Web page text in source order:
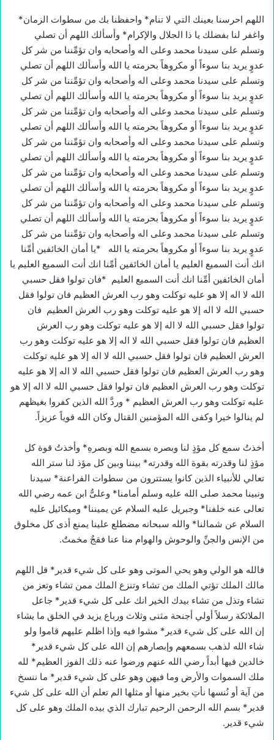
اللهم احرسنا بعينك التي لا تنام* واحفظنا بك من سطوات الزمان*
واغفر لنا بفضلك يا ذا الجلال والإكرام* وأسألك اللهم أن تصلي
وتسلم على سيدنا محمد وعلى اله وأصحابه وان تؤمِّننا من شر كل
عدوٍ يريد بنا سوءاً أو مكروهاً بحرمته يا الله وأسألك اللهم أن تصلي
وتسلم على سيدنا محمد وعلى اله وأصحابه وان تؤمِّننا من شر كل
عدوٍ يريد بنا سوءاً أو مكروهاً بحرمته يا الله وأسألك اللهم أن تصلي
وتسلم على سيدنا محمد وعلى اله وأصحابه وان تؤمِّننا من شر كل
عدوٍ يريد بنا سوءاً أو مكروهاً بحرمته يا الله وأسألك اللهم أن تصلي
وتسلم على سيدنا محمد وعلى اله وأصحابه وان تؤمِّننا من شر كل
عدوٍ يريد بنا سوءاً أو مكروهاً بحرمته يا الله وأسألك اللهم أن تصلي
وتسلم على سيدنا محمد وعلى اله وأصحابه وان تؤمِّننا من شر كل
عدوٍ يريد بنا سوءاً أو مكروهاً بحرمته يا الله وأسألك اللهم أن تصلي
وتسلم على سيدنا محمد وعلى اله وأصحابه وان تؤمِّننا من شر كل
عدوٍ يريد بنا سوءاً أو مكروهاً بحرمته يا الله وأسألك اللهم أن تصلي
وتسلم على سيدنا محمد وعلى اله وأصحابه وان تؤمِّننا من شر كل
عدوٍ يريد بنا سوءاً أو مكروهاً بحرمته يا الله *يا أمان الخائفين أمِّنا
انك أنت السميع العليم يا أمان الخائفين أمِّنا انك أنت السميع العليم يا
أمان الخائفين أمِّنا انك أنت السميع العليم *فان تولوا فقل حسبي
الله لا اله إلا هو عليه توكلت وهو رب العرش العظيم فان تولوا فقل
حسبي الله لا اله إلا هو عليه توكلت وهو رب العرش العظيم فان
تولوا فقل حسبي الله لا اله إلا هو عليه توكلت وهو رب العرش
العظيم فان تولوا فقل حسبي الله لا اله إلا هو عليه توكلت وهو رب
العرش العظيم فان تولوا فقل حسبي الله لا اله إلا هو عليه توكلت
وهو رب العرش العظيم فان تولوا فقل حسبي الله لا اله إلا هو عليه
توكلت وهو رب العرش العظيم فان تولوا فقل حسبي الله لا اله إلا هو
عليه توكلت وهو رب العرش العظيم * وردَّ الله الذين كفروا بغيظهم
لم ينالوا خيرا وكفى الله المؤمنين القتال وكان الله قوياً عزيزاً.
أخذتُ سمع كل مؤذٍ لنا وبصره بسمع الله وبصرهِ* وأخذتُ قوة كل
مؤذٍ لنا وقدرته بقوة الله وقدرته* بيننا وبين كل مؤذ لنا ستر الله
تعالي للأنبياء الذين كانوا يستترون من سطوات الفراعنة* سيدنا
ونبينا محمد صلى الله عليه وسلم أمامنا* وعلىٌّ ابن عمه رضي الله
تعالى عنه خلفنا* وجبريل عليه السلام عن يميننا* وميكائيل عليه
السلام عن شمالنا* والله سبحانه مضطلع علينا يمنع أذى كل مخلوق
من الإنس والجنِّ والوحوش والهوام منا عنا فقجٌ مخمتٌ.
فالله هو الولي وهو يحي الموتى وهو على كل شيء قدير* قل اللهم
مالك الملك تؤتي الملك من تشاء وتنزع الملك ممن تشاء وتعز من
تشاء وتذل من تشاء بيدك الخير انك على كل شيء قدير* جاعل
الملائكة رسلاً أولي أجنحة مثنى وثلاث ورباع يزيد في الخلق ما يشاء
إن الله على كل شيء قدير* مشوا فيه وإذا اظلم عليهم قاموا ولو
شاء الله لذهب بسمعهم وإبصارهم إن الله على كل شيء قدير*
خالدين فيها أبداً رضي الله عنهم ورضوا عنه ذلك الفوز العظيم* لله
ملك السموات والأرض وما فيهن وهو على كل شيء قدير* ما ننسخ
من آية أو نُنسها نأتِ بخير منها أو مثلها الم تعلم أن الله على كل شيء
قدير* بسم الله الرحمن الرحيم تبارك الذي بيده الملك وهو على كل
شيء قدير.